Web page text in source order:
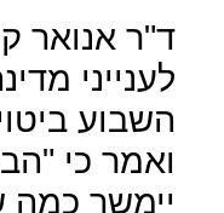
ד"ר אנואר
לענייני
השבוע
ואמר כי
יימשך כמה